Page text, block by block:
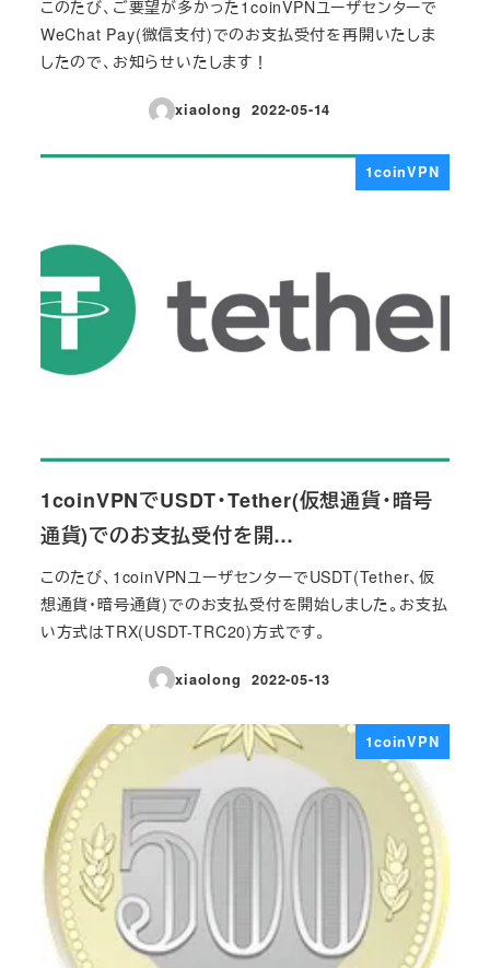
このたび、ご要望が多かった1coinVPNユーザセンターで
WeChat Pay(微信支付)でのお支払受付を再開いたしま
したので、お知らせいたします！
xiaolong
投稿日
2022-05-14
1coinVPN
1coinVPNでUSDT・Tether(仮想通貨・暗号
通貨)でのお支払受付を開…
このたび、1coinVPNユーザセンターでUSDT(Tether、仮
想通貨・暗号通貨)でのお支払受付を開始しました。お支払
い方式はTRX(USDT-TRC20)方式です。
xiaolong
投稿日
2022-05-13
1coinVPN